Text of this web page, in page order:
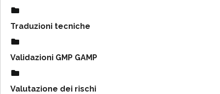
Traduzioni tecniche
Validazioni GMP GAMP
Valutazione dei rischi